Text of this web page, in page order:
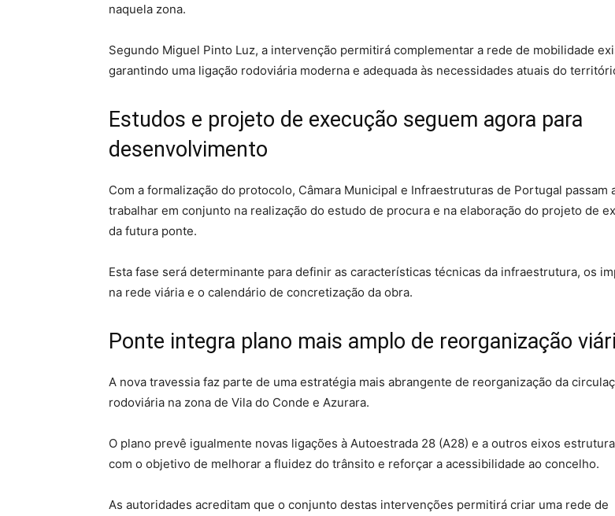
naquela zona.
Segundo Miguel Pinto Luz, a intervenção permitirá complementar a rede de mobilidade
garantindo uma ligação rodoviária moderna e adequada às necessidades atuais do
Estudos e projeto de execução seguem agora para
desenvolvimento
Com a formalização do protocolo, Câmara Municipal e Infraestruturas de Portugal passam
trabalhar em conjunto na realização do estudo de procura e na elaboração do projeto de
da futura ponte.
Esta fase será determinante para definir as características técnicas da infraestrutura, os
na rede viária e o calendário de concretização da obra.
Ponte integra plano mais amplo de reorganização
A nova travessia faz parte de uma estratégia mais abrangente de reorganização da
rodoviária na zona de Vila do Conde e Azurara.
O plano prevê igualmente novas ligações à Autoestrada 28 (A28) e a outros eixos
com o objetivo de melhorar a fluidez do trânsito e reforçar a acessibilidade ao concelho.
As autoridades acreditam que o conjunto destas intervenções permitirá criar uma rede de